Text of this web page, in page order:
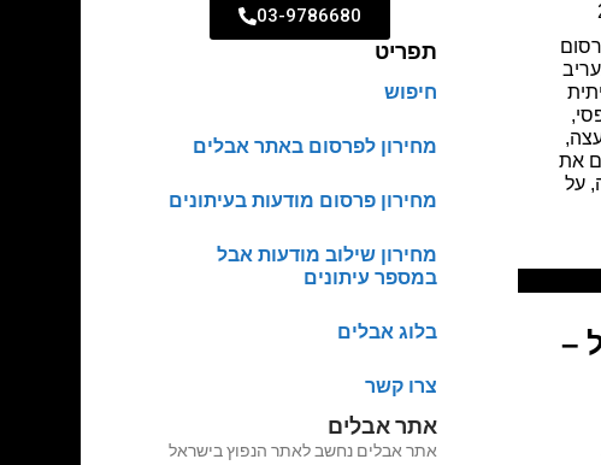
את
על
–
03-9786680
תפריט
חיפוש
מחירון לפרסום באתר אבלים
מחירון פרסום מודעות בעיתונים
מחירון שילוב מודעות אבל
במספר עיתונים
בלוג אבלים
צרו קשר
אתר אבלים
אתר אבלים נחשב לאתר הנפוץ בישראל